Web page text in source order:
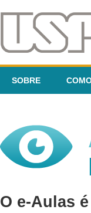
SOBRE
O e-Aulas